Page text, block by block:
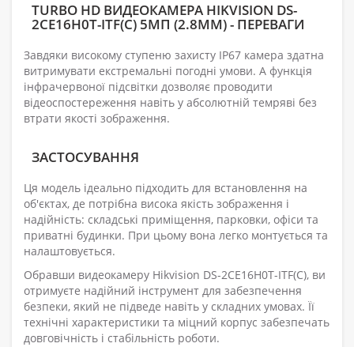
TURBO HD ВИДЕОКАМЕРА HIKVISION DS-
2CE16H0T-ITF(С) 5МП (2.8ММ) - ПЕРЕВАГИ
Завдяки високому ступеню захисту IP67 камера здатна
витримувати екстремальні погодні умови. А функція
інфрачервоної підсвітки дозволяє проводити
відеоспостереження навіть у абсолютній темряві без
втрати якості зображення.
ЗАСТОСУВАННЯ
Ця модель ідеально підходить для встановлення на
об'єктах, де потрібна висока якість зображення і
надійність: складські приміщення, парковки, офіси та
приватні будинки. При цьому вона легко монтується та
налаштовується.
Обравши видеокамеру Hikvision DS-2CE16H0T-ITF(С), ви
отримуєте надійний інструмент для забезпечення
безпеки, який не підведе навіть у складних умовах. Її
технічні характеристики та міцний корпус забезпечать
довговічність і стабільність роботи.